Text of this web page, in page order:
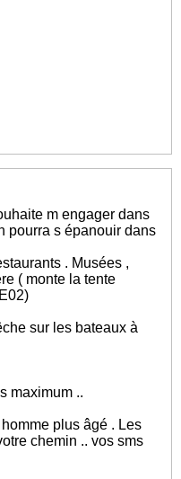
m engager dans
pourra s épanouir dans
. Musées ,
( monte la tente
sur les bateaux à
maximum ..
plus âgé . Les
chemin .. vos sms